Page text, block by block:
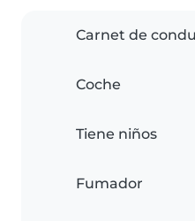
Carnet de
Coche
Tiene niños
Fumador